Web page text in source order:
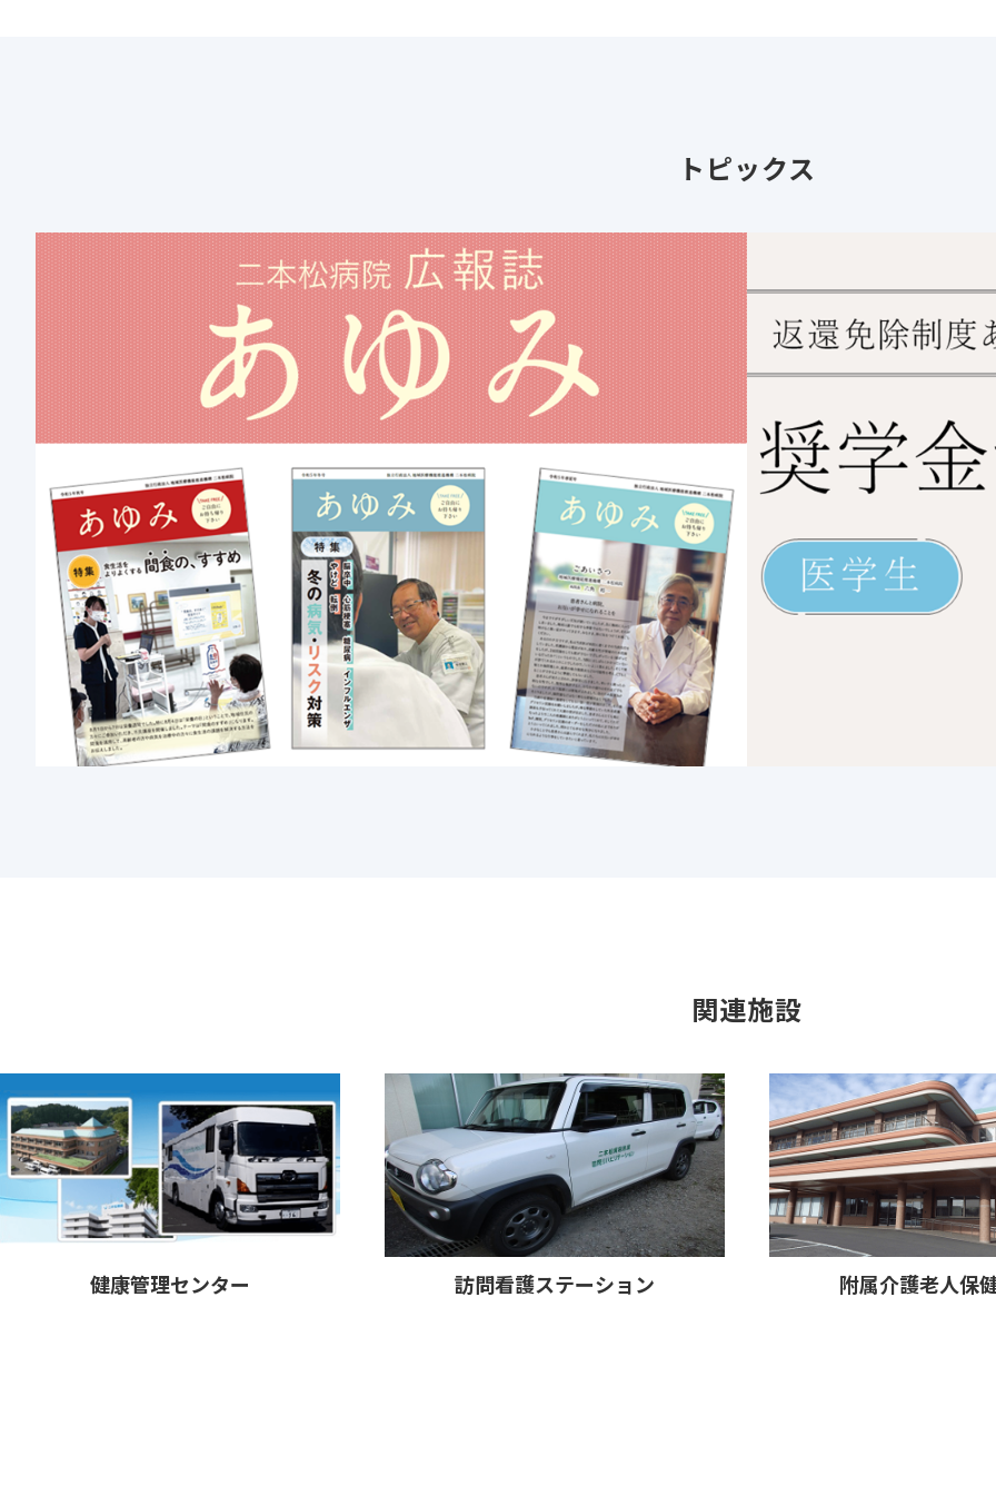
トピックス
関連施設
健康管理センター 訪問看護ステーション 附属介護老人保